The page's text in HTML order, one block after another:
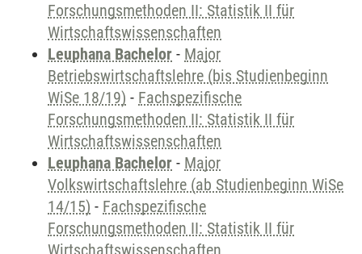
Forschungsmethoden II: Statistik II für
Wirtschaftswissenschaften
Leuphana Bachelor - Major
Betriebswirtschaftslehre (bis Studienbeginn
WiSe 18/19) - Fachspezifische
Forschungsmethoden II: Statistik II für
Wirtschaftswissenschaften
Leuphana Bachelor - Major
Volkswirtschaftslehre (ab Studienbeginn WiSe
14/15) - Fachspezifische
Forschungsmethoden II: Statistik II für
Wirtschaftswissenschaften